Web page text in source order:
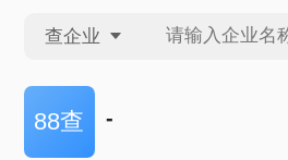
查企业
查企业
88查 -